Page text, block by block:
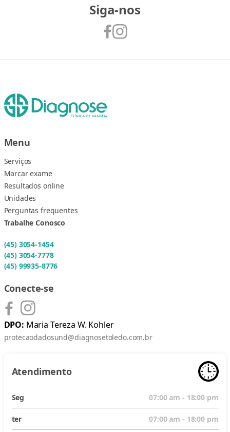
Siga-nos
Menu
Serviços
Marcar exame
Resultados online
Unidades
Perguntas frequentes
Trabalhe Conosco
(45) 3054-1454
(45) 3054-7778
(45) 99935-8776
Conecte-se
DPO: Maria Tereza W. Kohler
protecaodadosund@diagnosetoledo.com.br
Atendimento
Seg 07:00 am - 18:00 pm
ter 07:00 am - 18:00 pm